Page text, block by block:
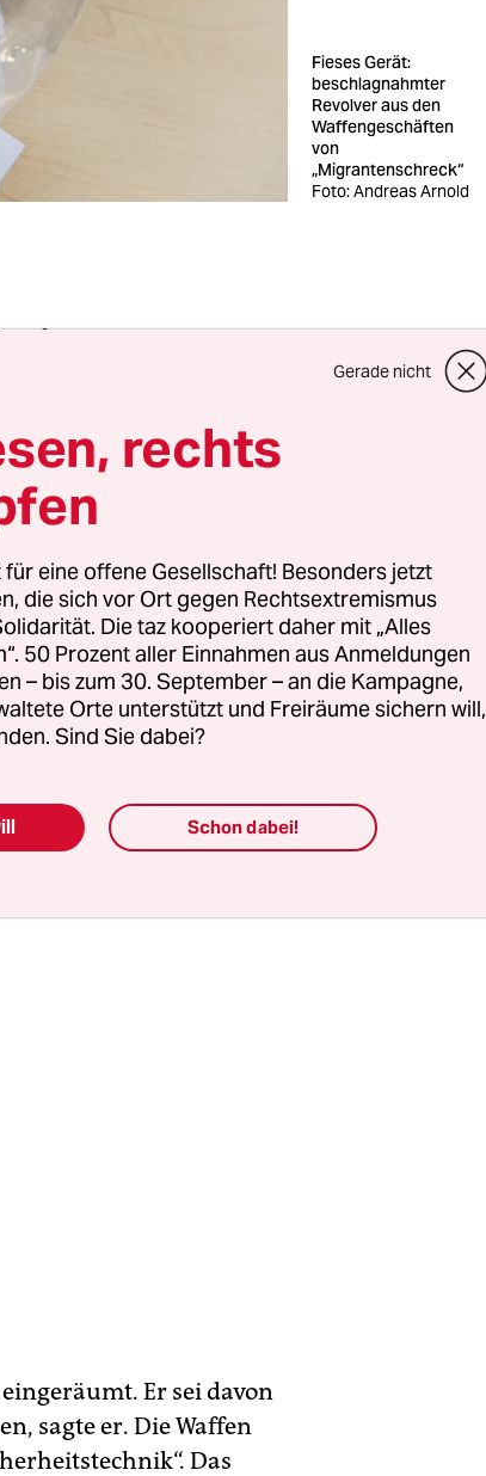
Fieses Gerät:
beschlagnahmter
Revolver aus den
Waffengeschäften
von
„Migrantenschreck“
Foto: Andreas Arnold
DP120 Bautzen
Produktbeschreibungen
der Verkäufer
Joule
nieder“, stand
„egal ob Ficki-
mutmaßlichen
zu zwei
Das Gericht sah es als
Waffenshop namens
an deutsche
einen Gewinn von
eingeräumt. Er sei davon
sagte er. Die Waffen
Das
Gerade nicht
rechts
eine offene Gesellschaft! Besonders jetzt
die sich vor Ort gegen Rechtsextremismus
Die taz kooperiert daher mit „Alles
50 Prozent aller Einnahmen aus Anmeldungen
– bis zum 30. September – an die Kampagne,
Orte unterstützt und Freiräume sichern will,
Sind Sie dabei?
Schon dabei!